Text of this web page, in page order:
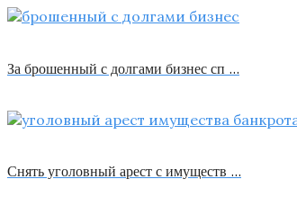
За брошенный с долгами бизнес сп …
Снять уголовный арест с имуществ …